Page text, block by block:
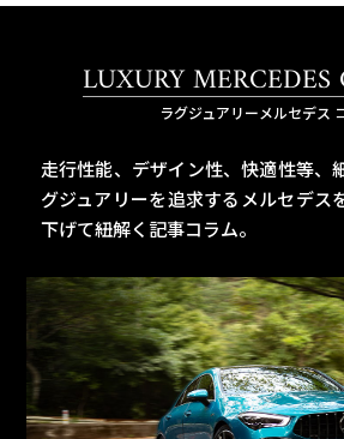
LUXURY
ラグジュアリーメルセデス
走行性能、デザイン性、快適性等、
グジュアリーを追求するメルセデスを
下げて紐解く記事コラム。